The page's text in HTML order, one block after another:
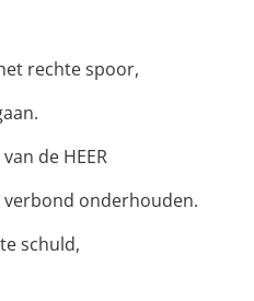
rechte spoor,
de HEER
onderhouden.
schuld,